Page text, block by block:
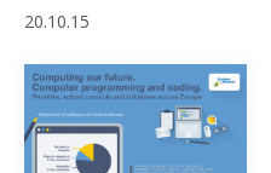
20.10.15